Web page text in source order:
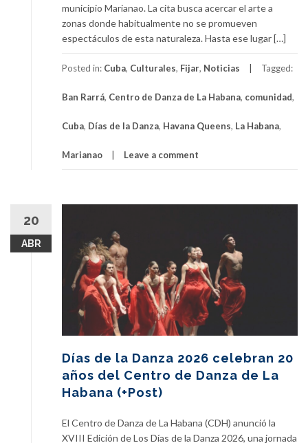
municipio Marianao. La cita busca acercar el arte a
zonas donde habitualmente no se promueven
espectáculos de esta naturaleza. Hasta ese lugar […]
Posted in: Cuba, Culturales, Fijar, Noticias Tagged:
Ban Rarrá, Centro de Danza de La Habana, comunidad,
Cuba, Días de la Danza, Havana Queens, La Habana,
Marianao Leave a comment
20
ABR
Días de la Danza 2026 celebran 20
años del Centro de Danza de La
Habana (+Post)
El Centro de Danza de La Habana (CDH) anunció la
XVIII Edición de Los Días de la Danza 2026, una jornada